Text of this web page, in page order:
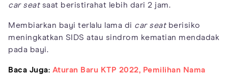
car seatsaat beristirahat lebih dari 2 jam.
Membiarkan bayi terlalu lama di car seatberisiko
meningkatkan SIDS atau sindrom kematian mendadak
pada bayi.
Baca Juga: Aturan Baru KTP 2022, Pemilihan Nama